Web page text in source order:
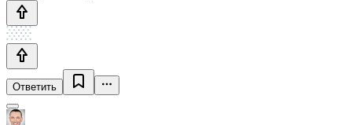
Ответить